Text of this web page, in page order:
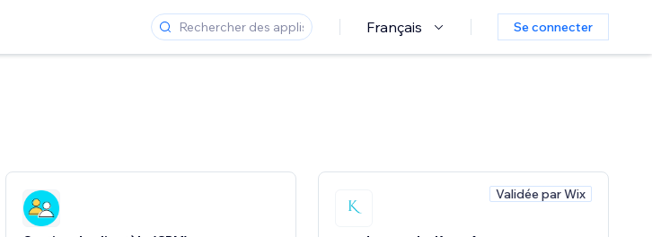
Français Se connecter
Validée par Wix